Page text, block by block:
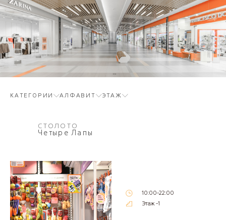
КАТЕГОРИИ АЛФАВИТ ЭТАЖ
СТОЛОТО
Четыре Лапы
10:00-22:00
Этаж -1